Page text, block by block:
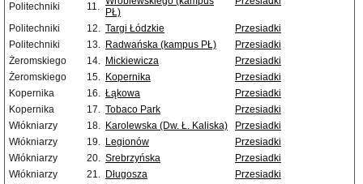
Politechniki
11.
PŁ)
Politechniki 12. Targi Łódzkie
Przesiadki
Politechniki
13. Radwańska (kampus PŁ)
Przesiadki
Żeromskiego
14. Mickiewicza
Przesiadki
Żeromskiego
15. Kopernika
Przesiadki
Kopernika
16. Łąkowa
Przesiadki
Kopernika
17. Tobaco Park
Przesiadki
Włókniarzy
18. Karolewska (Dw. Ł. Kaliska)
Przesiadki
Włókniarzy
19. Legionów
Przesiadki
Włókniarzy
20. Srebrzyńska
Przesiadki
Włókniarzy
21. Długosza
Przesiadki